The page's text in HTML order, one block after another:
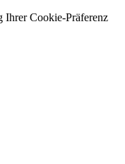
Ihrer Cookie-Präferenz